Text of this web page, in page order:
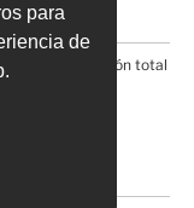
para
de
la reproducción total
electrónico*